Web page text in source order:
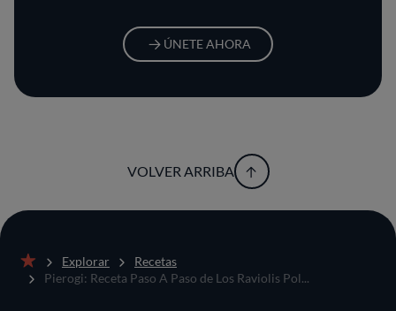
ÚNETE AHORA
VOLVER ARRIBA
Inicio
Explorar
Recetas
Pierogi: Receta Paso A Paso de Los Raviolis Pol...